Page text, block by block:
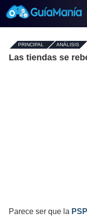
PRINCIPAL - ANÁLISIS
Las tiendas se
Parece ser que la